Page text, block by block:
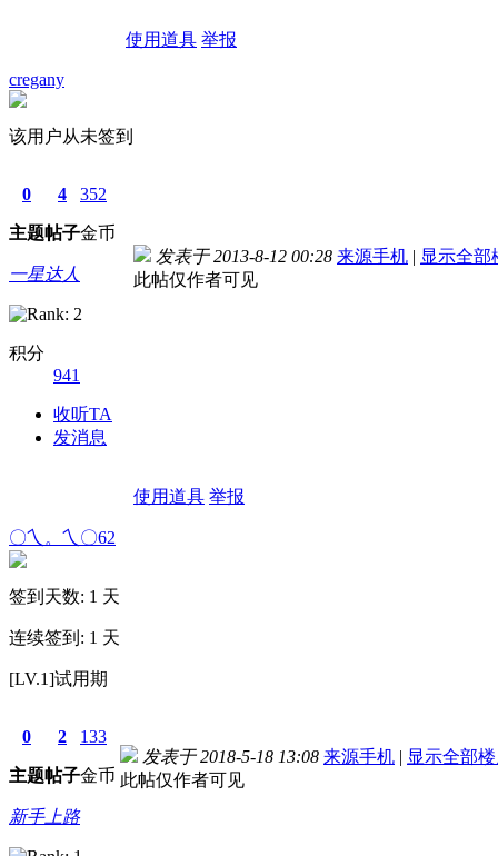
使用道具 举报
cregany
该用户从未签到
0
主题
4
帖子
352
金币
一星达人
积分
941
收听TA
发消息
发表于 2013-8-12 00:28 来源手机 | 显示全部
此帖仅作者可见
使用道具 举报
〇乀。乀〇62
签到天数: 1 天
连续签到: 1 天
[LV.1]试用期
0
主题
2
帖子
133
金币
新手上路
发表于 2018-5-18 13:08 来源手机 | 显示全部
此帖仅作者可见